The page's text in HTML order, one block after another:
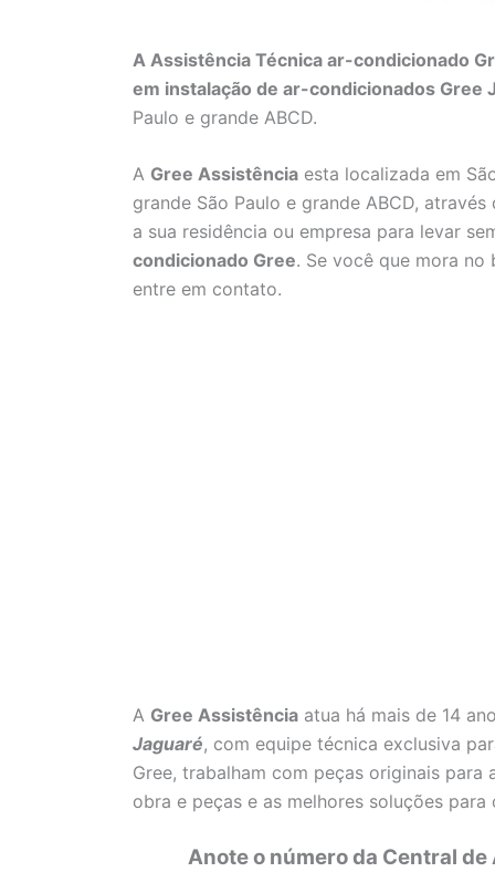
A Assistência Técnica ar-condicionado
em instalação de ar-condicionados Gree
Paulo e grande ABCD.
A Gree Assistência esta localizada em
grande São Paulo e grande ABCD, através
a sua residência ou empresa para levar
condicionado Gree. Se você que mora
entre em contato.
A Gree Assistência atua há mais de 14
Jaguaré, com equipe técnica exclusiva
Gree, trabalham com peças originais
obra e peças e as melhores soluções para
Anote o número da Central